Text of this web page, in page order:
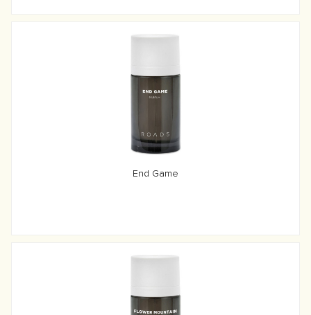
End Game